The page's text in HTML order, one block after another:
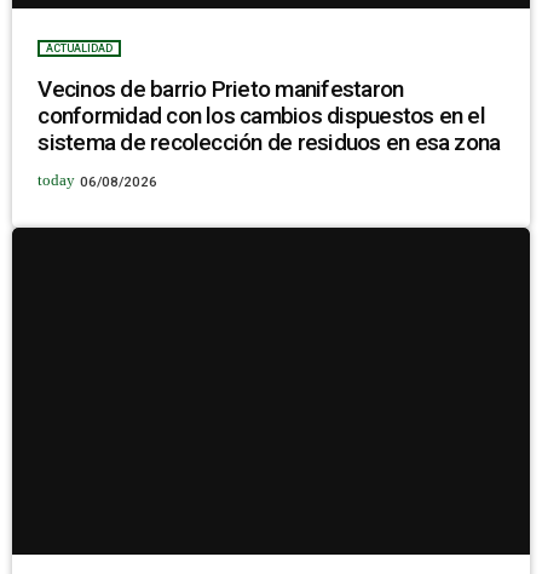
ACTUALIDAD
Vecinos de barrio Prieto manifestaron
conformidad con los cambios dispuestos en el
sistema de recolección de residuos en esa zona
today 06/08/2026